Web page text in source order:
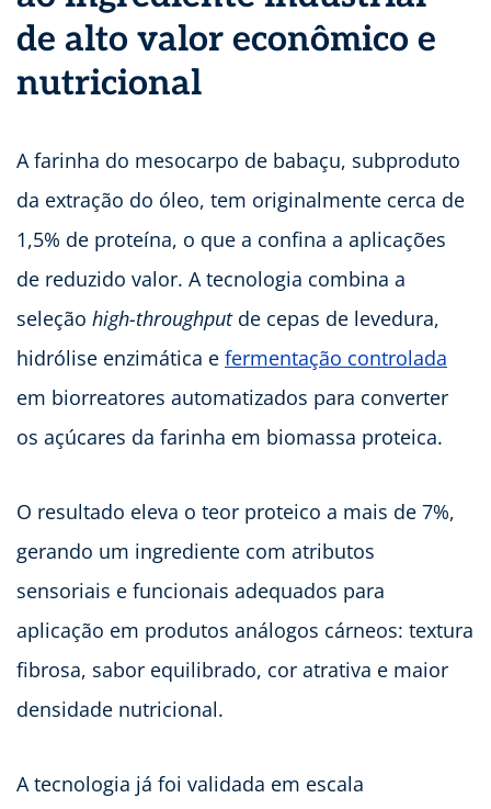
de alto valor econômico e
nutricional
A farinha do mesocarpo de babaçu, subproduto
da extração do óleo, tem originalmente cerca de
1,5% de proteína, o que a confina a aplicações
de reduzido valor. A tecnologia combina a
seleção high-throughput de cepas de levedura,
hidrólise enzimática e fermentação controlada
em biorreatores automatizados para converter
os açúcares da farinha em biomassa proteica.
O resultado eleva o teor proteico a mais de 7%,
gerando um ingrediente com atributos
sensoriais e funcionais adequados para
aplicação em produtos análogos cárneos: textura
fibrosa, sabor equilibrado, cor atrativa e maior
densidade nutricional.
A tecnologia já foi validada em escala